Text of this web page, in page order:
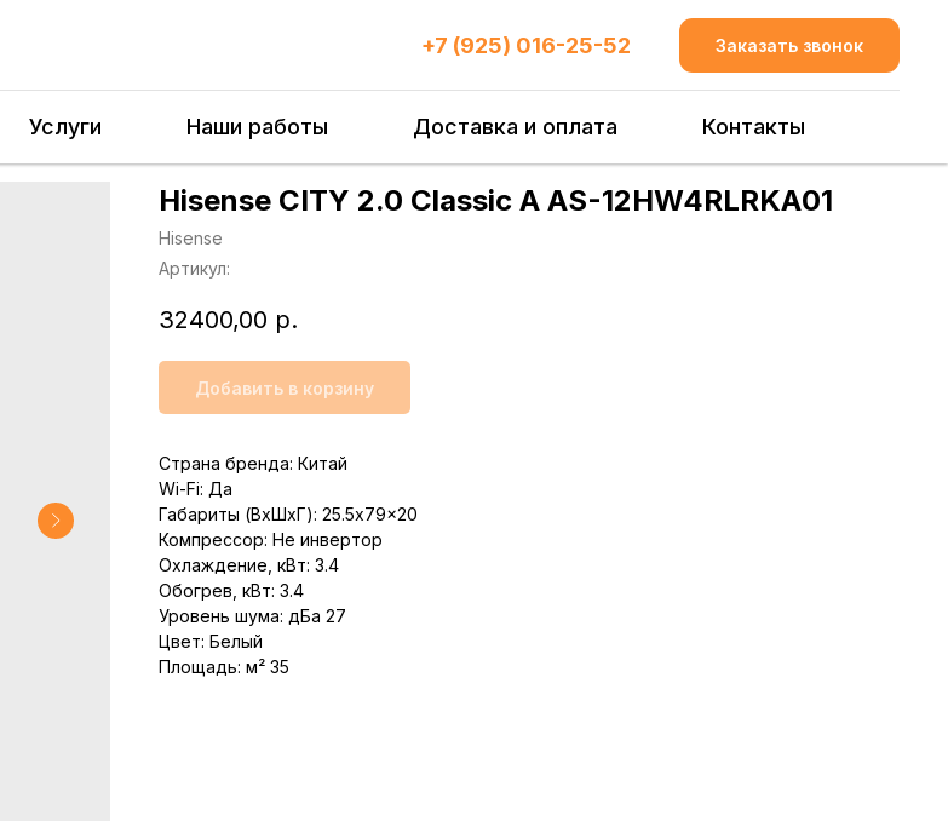
+7 (925) 016-25-52 Заказать звонок
Услуги Наши работы Доставка и оплата Контакты
Hisense CITY 2.0 Classic A AS-12HW4RLRKA01
Hisense
Артикул:
32400,00 р.
Добавить в корзину
Страна бренда: Китай
Wi-Fi: Да
Габариты (ВхШхГ): 25.5x79x20
Компрессор: Не инвертор
Охлаждение, кВт: 3.4
Обогрев, кВт: 3.4
Уровень шума: дБа 27
Цвет: Белый
Площадь: м² 35